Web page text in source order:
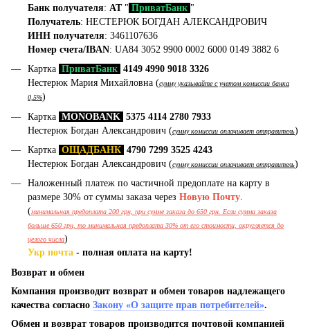
Банк получателя: АТ" ПриватБанк "
Получатель: НЕСТЕРЮК БОГДАН АЛЕКСАНДРОВИЧ
ИНН получателя: 3461107636
Номер счета/IBAN: UA84 3052 9900 0002 6000 0149 3882 6
Картка ПриватБанк 4149 4990 9018 3326
Нестерюк Мария Михайловна (сумму указывайте с учетом комиссии банка
0,5%)
Картка MONOBANK 5375 4114 2780 7933
Нестерюк Богдан Александрович (сумму комиссии оплачивает отправитель)
Картка ОЩАДБАНК 4790 7299 3525 4243
Нестерюк Богдан Александрович (сумму комиссии оплачивает отправитель)
Наложенный платеж по частичной предоплате на карту в
размере 30% от суммы заказа через Новую Почту.
(минимальная предоплата 200 грн, при сумме заказа до 650 грн. Если сумма заказа
больше 650 грн, то минимальная предоплата 30% от его стоимости, округляется до
целого числа)
Укр почта - полная оплата на карту!
Возврат и обмен
Компания производит возврат и обмен товаров надлежащего
качества согласно Закону «О защите прав потребителей».
Обмен и возврат товаров производится почтовой компанией